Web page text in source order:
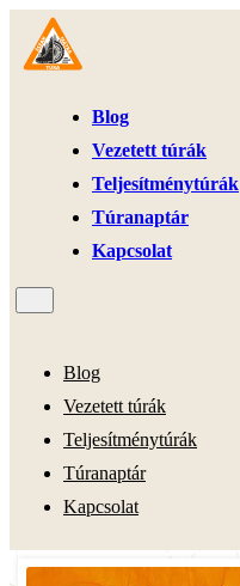
Blog
Vezetett túrák
Teljesítménytúrák
Túranaptár
Kapcsolat
Blog
Vezetett túrák
Teljesítménytúrák
Túranaptár
Kapcsolat